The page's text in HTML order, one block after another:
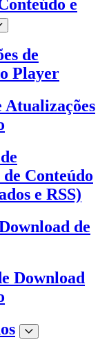
e
de
Player
Conteúdo
e RSS)
de
Download